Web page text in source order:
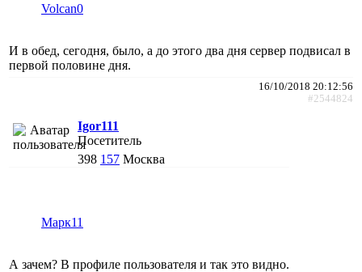
Volcan0
И в обед, сегодня, было, а до этого два дня сервер подвисал в
первой половине дня.
16/10/2018 20:12:56
#2544824
Igor111
Посетитель
398 157 Москва
Марк11
А зачем? В профиле пользователя и так это видно.